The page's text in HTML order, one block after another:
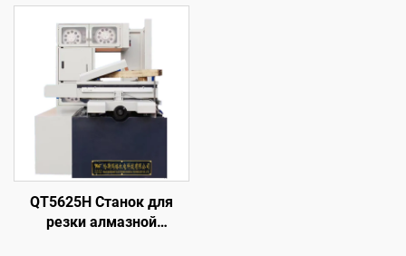
QT5625H Станок для
резки алмазной